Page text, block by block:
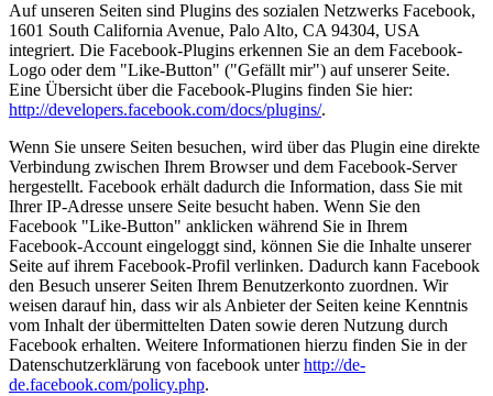
Auf unseren Seiten sind Plugins des sozialen Netzwerks Facebook,
1601 South California Avenue, Palo Alto, CA 94304, USA
integriert. Die Facebook-Plugins erkennen Sie an dem Facebook-
Logo oder dem "Like-Button" ("Gefällt mir") auf unserer Seite.
Eine Übersicht über die Facebook-Plugins finden Sie hier:
http://developers.facebook.com/docs/plugins/.
Wenn Sie unsere Seiten besuchen, wird über das Plugin eine direkte
Verbindung zwischen Ihrem Browser und dem Facebook-Server
hergestellt. Facebook erhält dadurch die Information, dass Sie mit
Ihrer IP-Adresse unsere Seite besucht haben. Wenn Sie den
Facebook "Like-Button" anklicken während Sie in Ihrem
Facebook-Account eingeloggt sind, können Sie die Inhalte unserer
Seite auf ihrem Facebook-Profil verlinken. Dadurch kann Facebook
den Besuch unserer Seiten Ihrem Benutzerkonto zuordnen. Wir
weisen darauf hin, dass wir als Anbieter der Seiten keine Kenntnis
vom Inhalt der übermittelten Daten sowie deren Nutzung durch
Facebook erhalten. Weitere Informationen hierzu finden Sie in der
Datenschutzerklärung von facebook unterhttp://de-
de.facebook.com/policy.php.